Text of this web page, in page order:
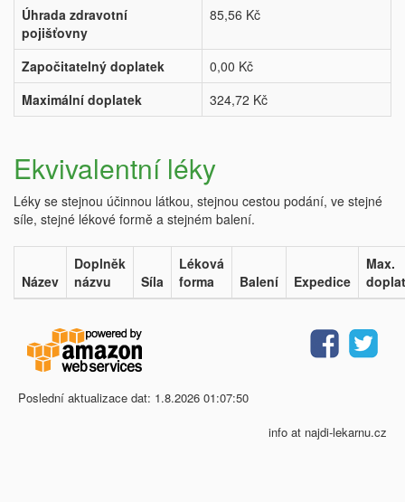
Úhrada zdravotní
pojišťovny
85,56 Kč
Započitatelný doplatek
0,00 Kč
Maximální doplatek
324,72 Kč
Ekvivalentní léky
Léky se stejnou účinnou látkou, stejnou cestou podání, ve stejné
síle, stejné lékové formě a stejném balení.
Název
Doplněk
názvu
Síla
Léková
forma
Balení Expedice
Max.
Poslední aktualizace dat: 1.8.2026 01:07:50
info at najdi-lekarnu.cz